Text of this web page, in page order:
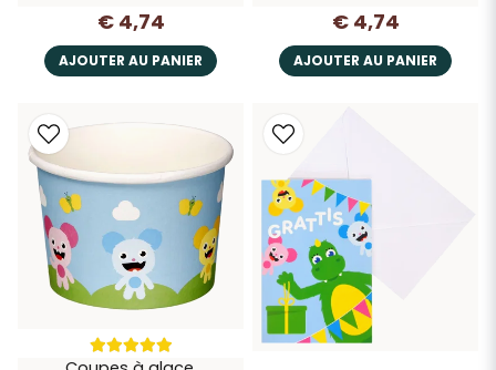
€ 4,74
AJOUTER AU PANIER
€ 4,74
AJOUTER AU PANIER